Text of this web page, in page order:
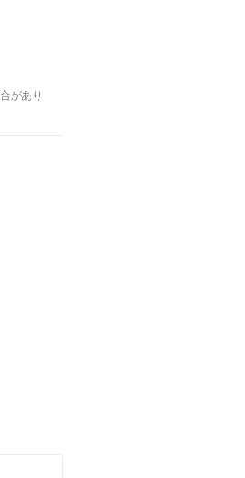
があり